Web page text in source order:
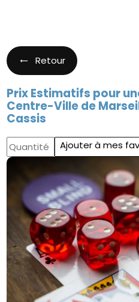
Retour
Prix Estimatifs pour
Centre-Ville de
Cassis
Ajouter à mes